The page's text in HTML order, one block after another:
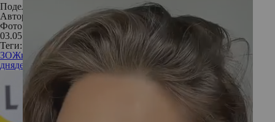
Поделиться:
Автор:
Фото: Legion Media
03.05.2019
Теги:
ЗОЖкак похудеть к лету похудеть за месяцпринцип 21
днядетоксдиеты